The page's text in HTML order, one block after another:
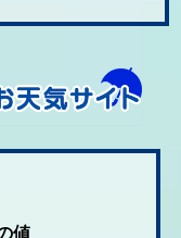
値